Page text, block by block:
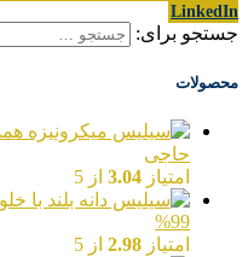
LinkedIn
جستجو برای:
محصولات
حاجی
امتیاز 3.04 از 5
99%
امتیاز 2.98 از 5